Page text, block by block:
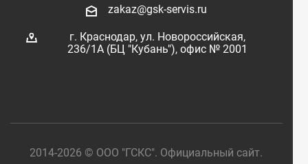
zakaz@gsk-servis.ru
г. Краснодар, ул. Новороссийская,
236/1А (БЦ "Кубань"), офис № 2001
2014-2026 © ООО "ГСКС". Официальный сайт.